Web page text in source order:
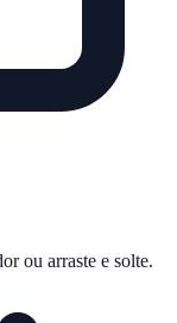
ou arraste e solte.